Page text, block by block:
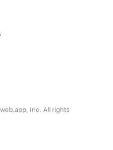
Inc. All rights